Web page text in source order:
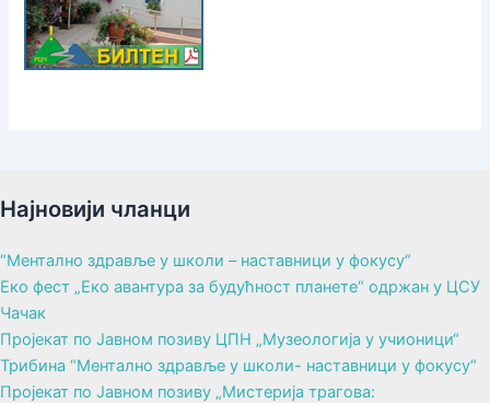
Најновији чланци
“Ментално здравље у школи – наставници у фокусу“
Еко фест „Еко авантура за будућност планете“ одржан у ЦСУ
Чачак
Пројекат по Јавном позиву ЦПН „Музеологија у учионици“
Трибина “Ментално здравље у школи- наставници у фокусу“
Пројекат по Јавном позиву „Мистерија трагова: